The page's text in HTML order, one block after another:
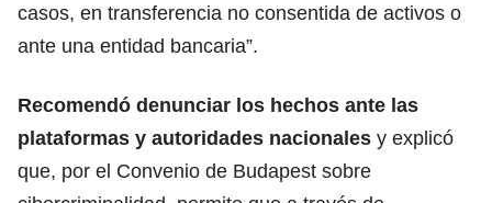
casos, en transferencia no consentida de activos o
ante una entidad bancaria”.
Recomendó denunciar los hechos ante las
plataformas y autoridades nacionales y explicó
que, por el Convenio de Budapest sobre